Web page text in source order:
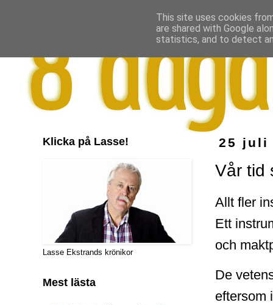
25 juli
Vår tid
Allt fler
Ett
och
De
eftersom
Klicka på Lasse!
Lasse Ekstrands krönikor
Mest lästa
This site uses cookies
are shared with Google
statistics, and to detect